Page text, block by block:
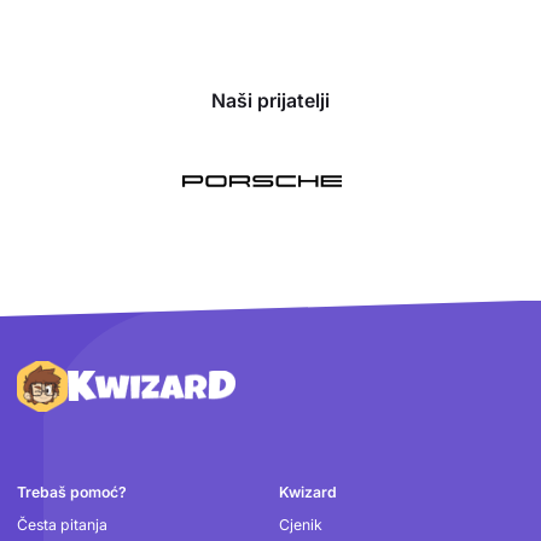
Naši prijatelji
Podnožje
Trebaš pomoć?
Česta pitanja
Kwizard
Cjenik